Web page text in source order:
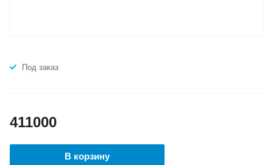
Под заказ
411000
В корзину